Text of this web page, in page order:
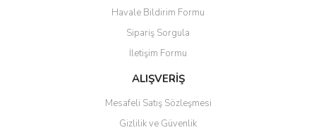
Havale Bildirim Formu
Sipariş Sorgula
İletişim Formu
ALIŞVERİŞ
Mesafeli Satış Sözleşmesi
Gizlilik ve Güvenlik